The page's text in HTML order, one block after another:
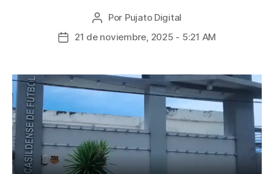
Por Pujato Digital
21 de noviembre, 2025 - 5:21 AM